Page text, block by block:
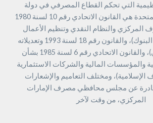
التي تحكم القطاع المصرفي في دولة
الإمارات العربية المتحدة هي القانون الاتحادي رقم 10 لسنة 1980
والنظام النقدي وتنظيم الأعمال
المصرفية (قانون البنوك)، والقانون رقم 18 لسنة 1993 وتعديلاته
(القانون التجاري)، والقانون الاتحادي رقم 6 لسنة 1985 بشأن
والمؤسسات المالية والشركات الاستثمارية
الإسلامية)، ومختلف التعاميم والإشعارات
عن مجلس محافظي مصرف الإمارات
المركزي، من وقت لآخر